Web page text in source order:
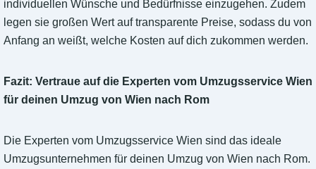
individuellen Wünsche und Bedürfnisse einzugehen. Zudem
legen sie großen Wert auf transparente Preise, sodass du von
Anfang an weißt, welche Kosten auf dich zukommen werden.
Fazit: Vertraue auf die Experten vom Umzugsservice Wien
für deinen Umzug von Wien nach Rom
Die Experten vom Umzugsservice Wien sind das ideale
Umzugsunternehmen für deinen Umzug von Wien nach Rom.